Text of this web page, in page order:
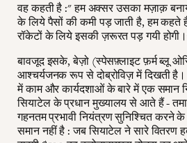
वह कहती है :" हम अक्सर उसका मज़ाक़
के लिये पैसों की कमी पड़ जाती है, हम
रॉकेटों के लिये इसकी ज़रूरत पड़ गयी
बावजूद इसके, बेज़ो (स्पेसफ़्लाइट फ़र्म ब्लू
आश्चर्यजनक रूप से दोब्रोविज़ में दिखती
में काम और कार्यदशाओं के बारे में एक समान
सियाटेल के प्रधान मुख्यालय से आते हैं -
गहनतम प्रभावी नियंत्रण सुनिश्चित
समान नहीं है : जब सियाटेल ने सारे वितरण